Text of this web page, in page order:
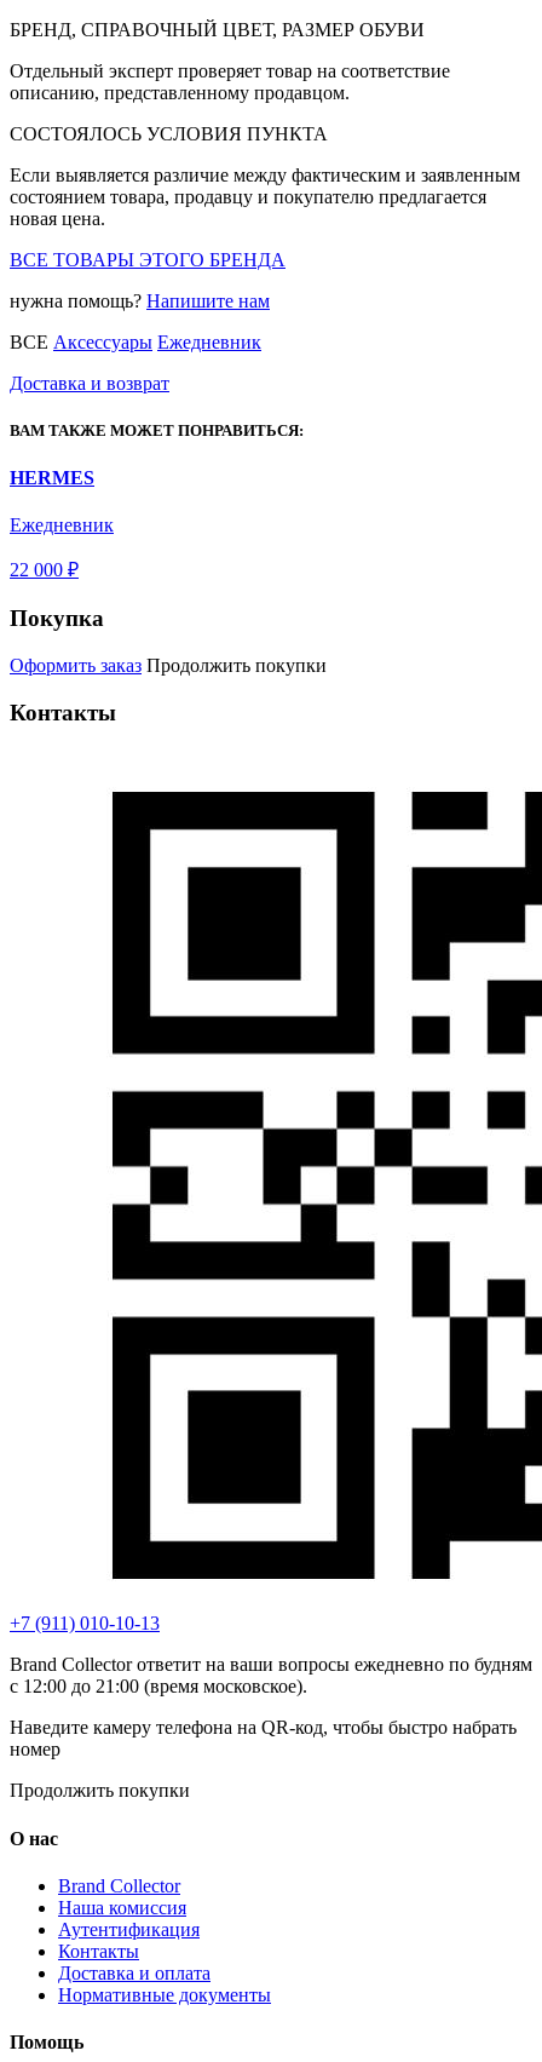
БРЕНД, СПРАВОЧНЫЙ ЦВЕТ, РАЗМЕР ОБУВИ
Отдельный эксперт проверяет товар на соответствие
описанию, представленному продавцом.
СОСТОЯЛОСЬ УСЛОВИЯ ПУНКТА
Если выявляется различие между фактическим и заявленным
состоянием товара, продавцу и покупателю предлагается
новая цена.
ВСЕ ТОВАРЫ ЭТОГО БРЕНДА
нужна помощь? Напишите нам
ВСЕ Аксессуары Ежедневник
Доставка и возврат
ВАМ ТАКЖЕ МОЖЕТ ПОНРАВИТЬСЯ:
HERMES
Ежедневник
22 000 ₽
Покупка
Оформить заказ Продолжить покупки
Контакты
+7 (911) 010-10-13
Brand Collector ответит на ваши вопросы ежедневно по будням
с 12:00 до 21:00 (время московское).
Наведите камеру телефона на QR-код, чтобы быстро набрать
номер
Продолжить покупки
О нас
Brand Collector
Наша комиссия
Аутентификация
Контакты
Доставка и оплата
Нормативные документы
Помощь